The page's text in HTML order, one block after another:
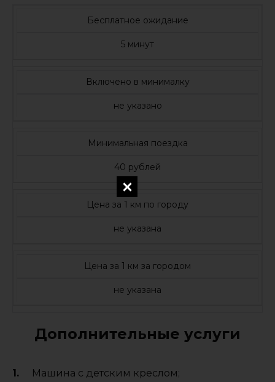
Бесплатное ожидание
5 минут
Включено в минималку
не указано
Минимальная поездка
40 рублей
Цена за 1 км по городу
не указана
Цена за 1 км за городом
не указана
Дополнительные услуги
Машина с детским креслом;